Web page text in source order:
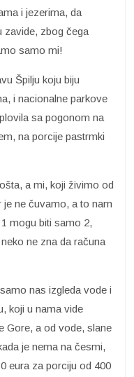
i jezerima, da
zavide, zbog čega
samo mi!
Špilju koju biju
i nacionalne parkove
sa pogonom na
na porcije pastrmki
a mi, koji živimo od
je ne čuvamo, a to nam
mogu biti samo 2,
ne zna da računa
nas izgleda vode i
koji u nama vide
Gore, a od vode, slane
je nema na česmi,
eura za porciju od 400